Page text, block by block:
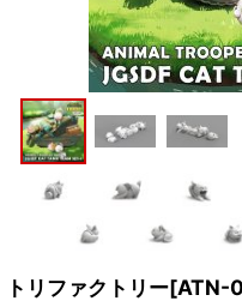
トリファクトリー